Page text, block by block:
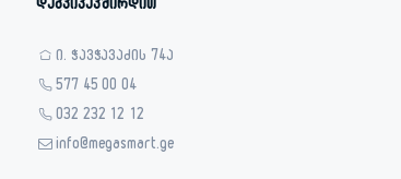
დაგვიკავშირდით
ი. ჭავჭავაძის 74ა
577 45 00 04
032 232 12 12
info@megasmart.ge